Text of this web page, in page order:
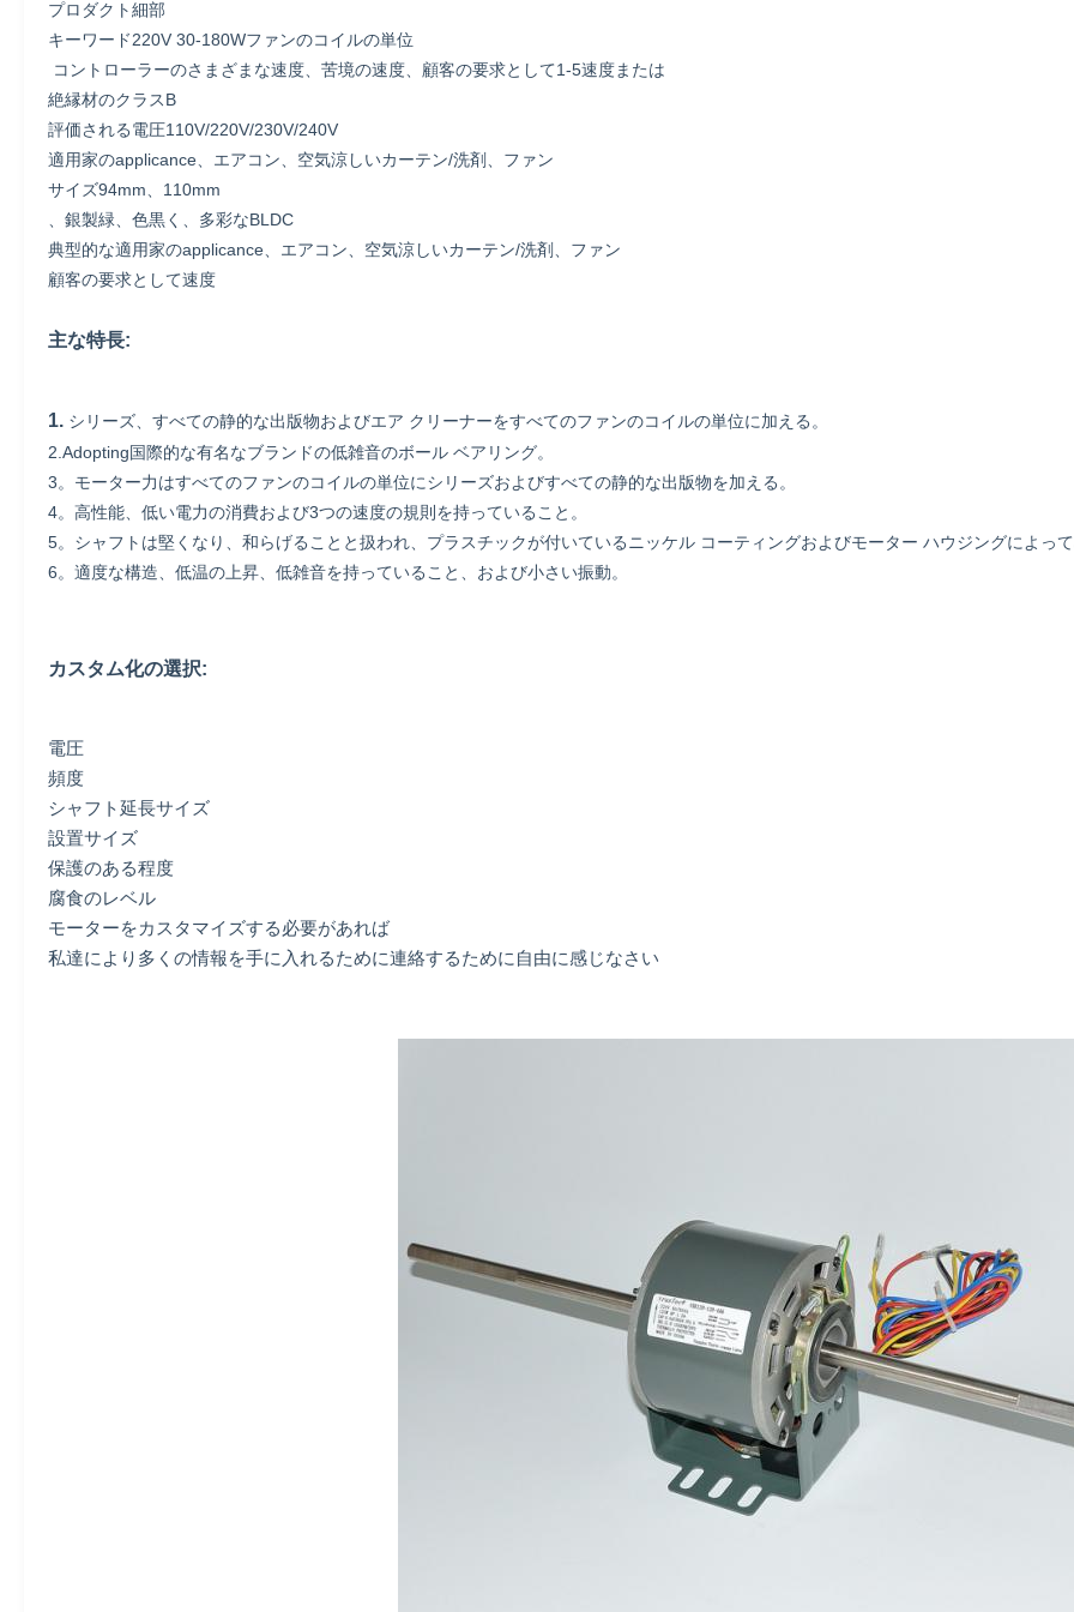
プロダクト細部
キーワード220V 30-180Wファンのコイルの単位
コントローラーのさまざまな速度、苦境の速度、顧客の要求として1-5速度または
絶縁材のクラスB
評価される電圧110V/220V/230V/240V
適用家のapplicance、エアコン、空気涼しいカーテン/洗剤、ファン
サイズ94mm、110mm
、銀製緑、色黒く、多彩なBLDC
典型的な適用家のapplicance、エアコン、空気涼しいカーテン/洗剤、ファン
顧客の要求として速度
主な特長:
1. シリーズ、すべての静的な出版物およびエア クリーナーをすべてのファンのコイルの単位に加える。
2.Adopting国際的な有名なブランドの低雑音のボール ベアリング。
3。モーター力はすべてのファンのコイルの単位にシリーズおよびすべての静的な出版物を加える。
4。高性能、低い電力の消費および3つの速度の規則を持っていること。
5。シャフトは堅くなり、和らげることと扱われ、プラスチックが付いているニッケル コーティングおよびモーター ハウジングによって
6。適度な構造、低温の上昇、低雑音を持っていること、および小さい振動。
カスタム化の選択:
電圧
頻度
シャフト延長サイズ
設置サイズ
保護のある程度
腐食のレベル
モーターをカスタマイズする必要があれば
私達により多くの情報を手に入れるために連絡するために自由に感じなさい